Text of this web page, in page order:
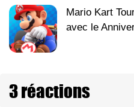
Mario Kart
avec le
3 réactions